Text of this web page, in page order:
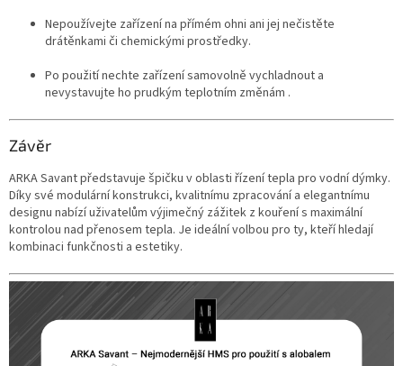
Nepoužívejte zařízení na přímém ohni ani jej nečistěte
drátěnkami či chemickými prostředky.
Po použití nechte zařízení samovolně vychladnout a
nevystavujte ho prudkým teplotním změnám .
Závěr
ARKA Savant představuje špičku v oblasti řízení tepla pro vodní dýmky.
Díky své modulární konstrukci, kvalitnímu zpracování a elegantnímu
designu nabízí uživatelům výjimečný zážitek z kouření s maximální
kontrolou nad přenosem tepla. Je ideální volbou pro ty, kteří hledají
kombinaci funkčnosti a estetiky.